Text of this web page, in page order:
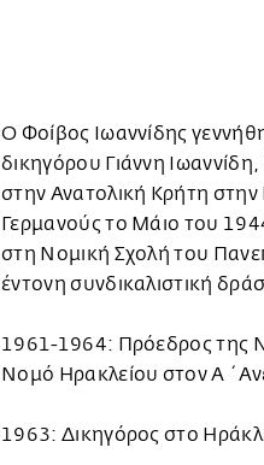
Ο Φοίβος Ιωαννίδης
δικηγόρου Γιάννη
στην Ανατολική Κρήτη
Γερμανούς το Μάιο του
στη Νομική Σχολή του
έντονη συνδικαλιστική
1961-1964: Πρόεδρος της
Νομό Ηρακλείου στον Α΄
1963: Δικηγόρος στο